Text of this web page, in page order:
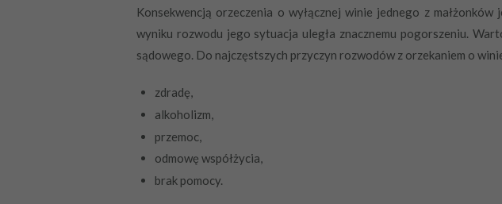
Konsekwencją orzeczenia o wyłącznej winie jednego z
wyniku rozwodu jego sytuacja uległa znacznemu pogorszeniu.
sądowego. Do najczęstszych przyczyn rozwodów z orzekaniem o
zdradę,
alkoholizm,
przemoc,
odmowę współżycia,
brak pomocy.